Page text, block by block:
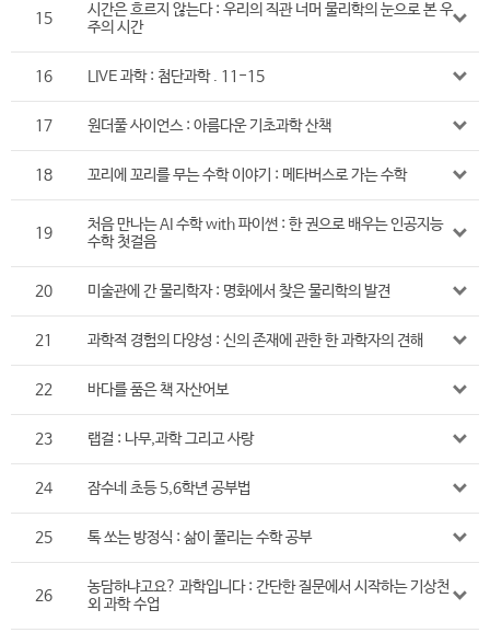
15
시간은 흐르지 않는다 : 우리의 직관 너머 물리학의 눈으로 본 우
주의 시간
16 LIVE 과학 : 첨단과학 . 11-15
17 원더풀 사이언스 : 아름다운 기초과학 산책
18 꼬리에 꼬리를 무는 수학 이야기 : 메타버스로 가는 수학
19
처음 만나는 AI 수학 with 파이썬 : 한 권으로 배우는 인공지능
수학 첫걸음
20 미술관에 간 물리학자 : 명화에서 찾은 물리학의 발견
21 과학적 경험의 다양성 : 신의 존재에 관한 한 과학자의 견해
22 바다를 품은 책 자산어보
23 랩걸 : 나무,과학 그리고 사랑
24 잠수네 초등 5,6학년 공부법
25 톡 쏘는 방정식 : 삶이 풀리는 수학 공부
26
농담하냐고요? 과학입니다 : 간단한 질문에서 시작하는 기상천
외 과학 수업